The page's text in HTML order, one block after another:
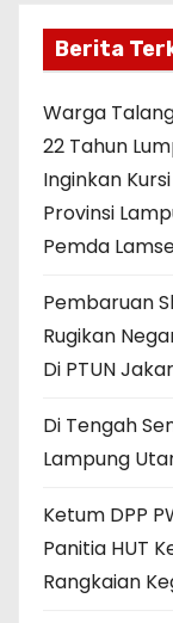
Berita
Warga
22 Tahun
Inginkan
Provinsi
Pemda
Pembaruan
Rugikan
Di PTUN
Di Tengah
Lampung
Ketum DPP
Panitia HUT
Rangkaian